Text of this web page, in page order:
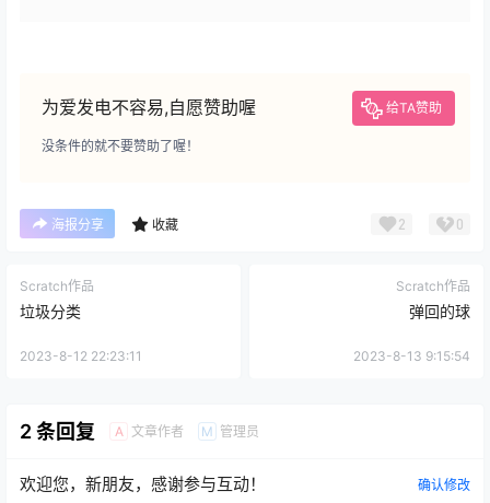
为爱发电不容易,自愿赞助喔 给TA赞助
没条件的就不要赞助了喔！
海报分享 收藏 2 0
Scratch作品
垃圾分类
2023-8-12 22:23:11
Scratch作品
弹回的球
2023-8-13 9:15:54
2 条回复 A 文章作者 M 管理员
欢迎您，新朋友，感谢参与互动！ 确认修改